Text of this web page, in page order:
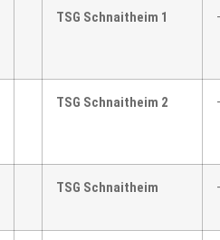
TSG Schnaitheim 1
TSG Schnaitheim 2
TSG Schnaitheim